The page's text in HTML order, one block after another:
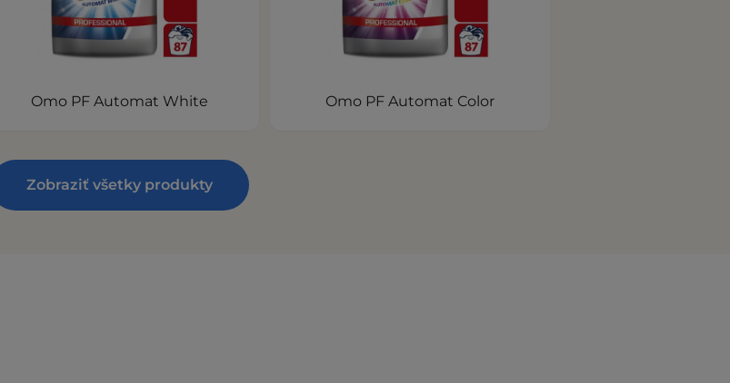
Omo PF Automat White Omo PF Automat Color
Zobraziť všetky produkty